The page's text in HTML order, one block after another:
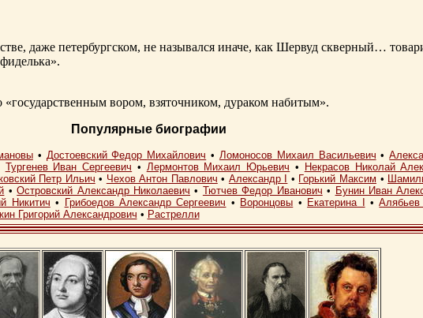
даже петербургском, не назывался иначе, как Шервуд скверный…
вором, взяточником, дураком набитым».
Популярные биографии
• Достоевский Федор Михайлович • Ломоносов Михаил Васильевич •
Тургенев Иван Сергеевич • Лермонтов Михаил Юрьевич • Некрасов Николай
Петр Ильич • Чехов Антон Павлович • Александр I • Горький Максим •
•Островский Александр Николаевич • Тютчев Федор Иванович • Бунин Иван
Никитич • Грибоедов Александр Сергеевич • Воронцовы • Екатерина I •Алябьев
Григорий Александрович • Растрелли